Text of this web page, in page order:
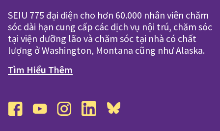
SEIU 775 đại diện cho hơn 60.000 nhân viên chăm
sóc dài hạn cung cấp các dịch vụ nội trú, chăm sóc
tại viện dưỡng lão và chăm sóc tại nhà có chất
lượng ở Washington, Montana cũng như Alaska.
Tìm Hiểu Thêm